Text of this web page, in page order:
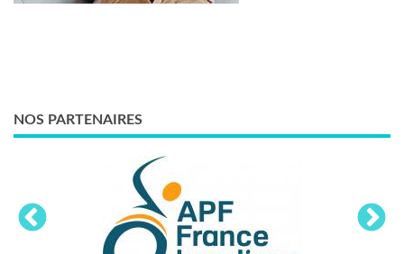
NOS PARTENAIRES